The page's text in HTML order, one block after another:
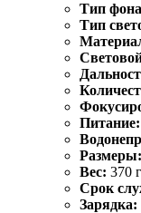
Тип
Тип
Питание:
Размеры:
Вес: 370 г
Срок
Зарядка: